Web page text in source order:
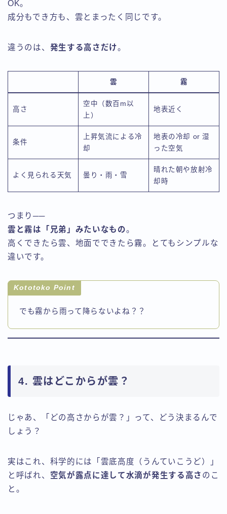
OK。
成分もでき方も、雲とまったく同じです。
違うのは、 発生する高さだけ。
雲 霧
高さ
空中（数百m以
上）
地表近く
条件
上昇気流による冷
却
地表の冷却 or 湿
った空気
よく見られる天気 曇り・雨・雪
晴れた朝や放射冷
却時
つまり──
雲と霧は「兄弟」みたいなもの。
高くできたら雲、地面でできたら霧。とてもシンプルな
違いです。
Kototoko Point
でも霧から雨って降らないよね？？
4. 雲はどこからが雲？
じゃあ、「どの高さからが雲？」って、どう決まるんで
しょう？
実はこれ、科学的には「雲底高度（うんていこうど）」
と呼ばれ、 空気が露点に達して水滴が発生する高さ のこ
と。